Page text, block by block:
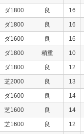
ダ1800 良 16
ダ1800 良 16
ダ1600 良 16
ダ1800 稍重 10
ダ1800 良 12
芝2000 良 13
ダ1600 良 14
芝1600 良 14
芝1600 良 12